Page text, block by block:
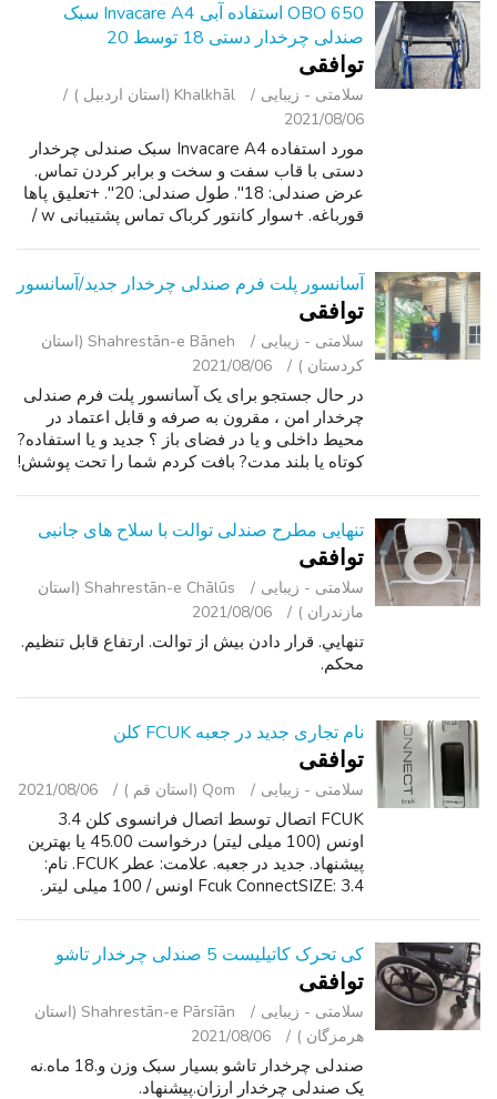
650 OBO استفاده آبی Invacare A4 سبک
صندلی چرخدار دستی 18 توسط 20
توافقی
سلامتی - زیبایی
Khalkhāl (استان اردبیل )
2021/08/06
مورد استفاده Invacare A4 سبک صندلی چرخدار
دستی با قاب سفت و سخت و برابر کردن تماس.
عرض صندلی: 18". طول صندلی: 20". +تعلیق پاها
قورباغه. +سوار کانتور کرباک تماس پشتیبانی w /
آسانسور پلت فرم صندلی چرخدار جدید/آسانسور
توافقی
سلامتی - زیبایی
Shahrestān-e Bāneh (استان
کردستان )
2021/08/06
در حال جستجو برای یک آسانسور پلت فرم صندلی
چرخدار امن ، مقرون به صرفه و قابل اعتماد در
محیط داخلی و یا در فضای باز ؟ جدید و یا استفاده?
کوتاه یا بلند مدت? بافت کردم شما را تحت پوشش!
تنهایی مطرح صندلی توالت با سلاح های جانبی
توافقی
سلامتی - زیبایی
Shahrestān-e Chālūs (استان
مازندران )
2021/08/06
تنهايي. قرار دادن بیش از توالت. ارتفاع قابل تنظیم.
محکم.
نام تجاری جدید در جعبه FCUK کلن
توافقی
سلامتی - زیبایی Qom (استان قم ) 2021/08/06
FCUK اتصال توسط اتصال فرانسوی کلن 3.4
اونس (100 میلی لیتر) درخواست 45.00 یا بهترین
پیشنهاد. جدید در جعبه. علامت: عطر FCUK. نام:
Fcuk ConnectSIZE: 3.4 اونس / 100 میلی لیتر.
کی تحرک کاتیلیست 5 صندلی چرخدار تاشو
توافقی
سلامتی - زیبایی
Shahrestān-e Pārsīān (استان
هرمزگان )
2021/08/06
صندلی چرخدار تاشو بسیار سبک وزن و.18 ماه.نه
یک صندلی چرخدار ارزان.پیشنهاد.